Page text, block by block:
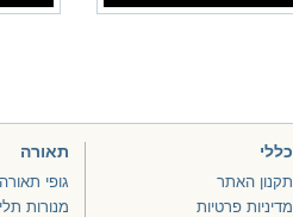
כללי
תקנון האתר
מדיניות פרטיות
תאורה
גופי תאורה
מנורות